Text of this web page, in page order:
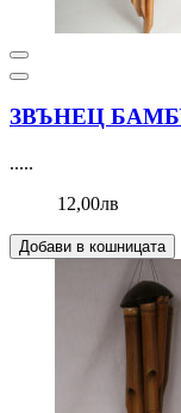
ЗВЪНЕЦ
.....
12,00лв
Добави в кошницата